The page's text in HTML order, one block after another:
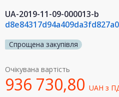
UA-2019-11-09-000013-b
Спрощена закупівля
Очікувана вартість
936 730,80 UAH з